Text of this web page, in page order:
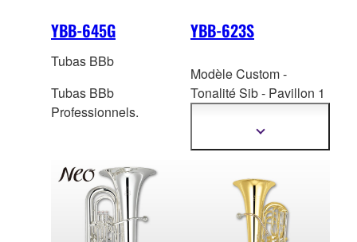
YBB-645G
Tubas BBb
Tubas BBb
Professionnels.
YBB-623S
Modèle Custom -
Tonalité Sib - Pavillon 1
m - Perce ML : 11,65
mm - Finition : argenté -
Afficher